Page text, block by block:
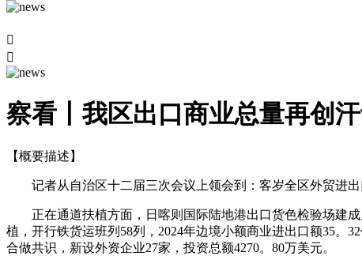


察看丨我区出口商业总量再创
【概要描述】
记者从自治区十二届三次会议上领会到：客岁全区外贸进出
正在通道扶植方面，日喀则国际陆地港出口货色检验场建成
植，开行铁货运班列58列，2024年边境小额商业进出口额35。
合做共识，新设外资企业27家，投资总额4270。80万美元。